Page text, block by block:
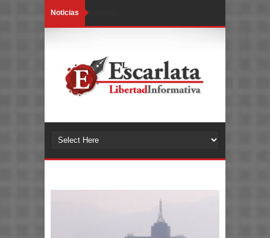
Noticias